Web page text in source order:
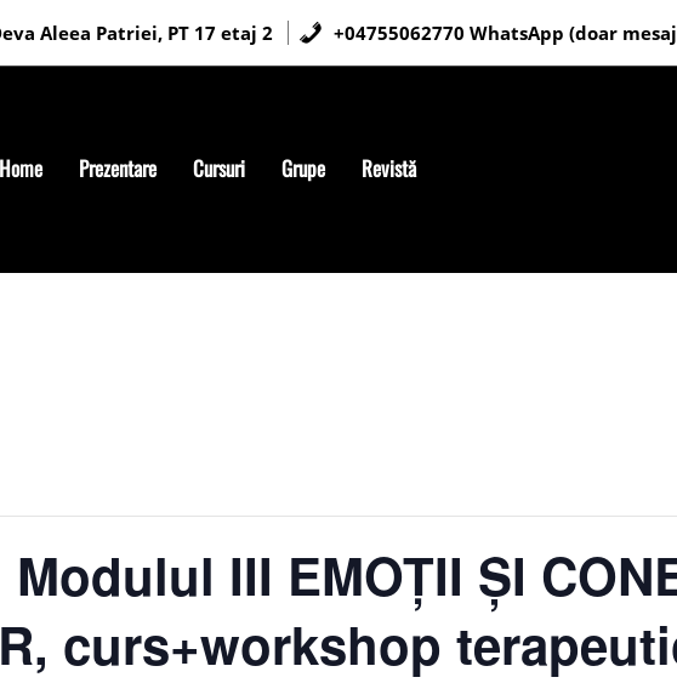
Aleea Patriei, PT 17 etaj 2 +04755062770 WhatsApp (doar
Home Prezentare Cursuri Grupe Revistă
Modulul III EMOȚII ȘI
curs+workshop